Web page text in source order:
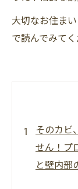
大切なお住ま
で読んでみて
そのカビ
せん！プ
と壁内部